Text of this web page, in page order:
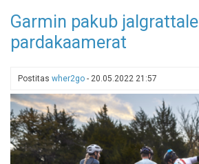
vastu
tuntakse
rohkem
huvi
Garmin pakub jalgrattale
pardakaamerat
Postitas wher2go - 20.05.2022 21:57